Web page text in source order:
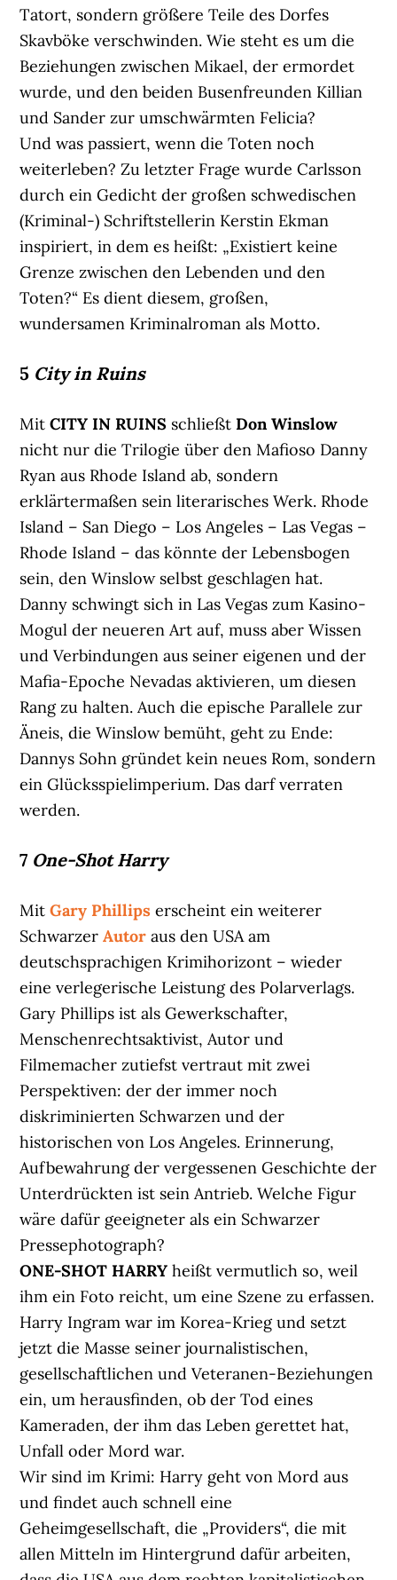
Tatort, sondern größere Teile des Dorfes
Skavböke verschwinden. Wie steht es um die
Beziehungen zwischen Mikael, der ermordet
wurde, und den beiden Busenfreunden Killian
und Sander zur umschwärmten Felicia?
Und was passiert, wenn die Toten noch
weiterleben? Zu letzter Frage wurde Carlsson
durch ein Gedicht der großen schwedischen
(Kriminal-) Schriftstellerin Kerstin Ekman
inspiriert, in dem es heißt: „Existiert keine
Grenze zwischen den Lebenden und den
Toten?“ Es dient diesem, großen,
wundersamen Kriminalroman als Motto.
5 City in Ruins
MitCITY IN RUINS schließtDon Winslow
nicht nur die Trilogie über den Mafioso Danny
Ryan aus Rhode Island ab, sondern
erklärtermaßen sein literarisches Werk. Rhode
Island – San Diego – Los Angeles – Las Vegas –
Rhode Island – das könnte der Lebensbogen
sein, den Winslow selbst geschlagen hat.
Danny schwingt sich in Las Vegas zum Kasino-
Mogul der neueren Art auf, muss aber Wissen
und Verbindungen aus seiner eigenen und der
Mafia-Epoche Nevadas aktivieren, um diesen
Rang zu halten. Auch die epische Parallele zur
Äneis, die Winslow bemüht, geht zu Ende:
Dannys Sohn gründet kein neues Rom, sondern
ein Glücksspielimperium. Das darf verraten
werden.
7 One-Shot Harry
MitGary Phillips erscheint ein weiterer
SchwarzerAutor aus den USA am
deutschsprachigen Krimihorizont – wieder
eine verlegerische Leistung des Polarverlags.
Gary Phillips ist als Gewerkschafter,
Menschenrechtsaktivist, Autor und
Filmemacher zutiefst vertraut mit zwei
Perspektiven: der der immer noch
diskriminierten Schwarzen und der
historischen von Los Angeles. Erinnerung,
Aufbewahrung der vergessenen Geschichte der
Unterdrückten ist sein Antrieb. Welche Figur
wäre dafür geeigneter als ein Schwarzer
Pressephotograph?
ONE-SHOT HARRY heißt vermutlich so, weil
ihm ein Foto reicht, um eine Szene zu erfassen.
Harry Ingram war im Korea-Krieg und setzt
jetzt die Masse seiner journalistischen,
gesellschaftlichen und Veteranen-Beziehungen
ein, um herausfinden, ob der Tod eines
Kameraden, der ihm das Leben gerettet hat,
Unfall oder Mord war.
Wir sind im Krimi: Harry geht von Mord aus
und findet auch schnell eine
Geheimgesellschaft, die „Providers“, die mit
allen Mitteln im Hintergrund dafür arbeiten,